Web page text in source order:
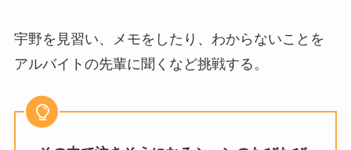
宇野を見習い、メモをしたり、わからないことを
アルバイトの先輩に聞くなど挑戦する。